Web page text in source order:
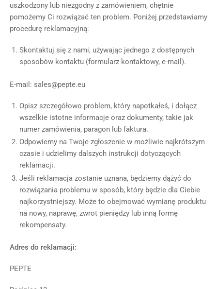
uszkodzony lub niezgodny z zamówieniem, chętnie
pomożemy Ci rozwiązać ten problem. Poniżej przedstawiamy
procedurę reklamacyjną:
Skontaktuj się z nami, używając jednego z dostępnych
sposobów kontaktu (formularz kontaktowy, e-mail).
E-mail: sales@pepte.eu
Opisz szczegółowo problem, który napotkałeś, i dołącz
wszelkie istotne informacje oraz dokumenty, takie jak
numer zamówienia, paragon lub faktura.
Odpowiemy na Twoje zgłoszenie w możliwie najkrótszym
czasie i udzielimy dalszych instrukcji dotyczących
reklamacji.
Jeśli reklamacja zostanie uznana, będziemy dążyć do
rozwiązania problemu w sposób, który będzie dla Ciebie
najkorzystniejszy. Może to obejmować wymianę produktu
na nowy, naprawę, zwrot pieniędzy lub inną formę
rekompensaty.
Adres do reklamacji:
PEPTE